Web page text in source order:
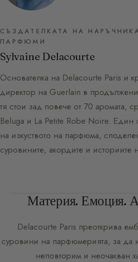
СЪЗДАТЕЛКАТА НА
ПАРФЮМИ
Sylvaine Delacourte
Основателка на Delacourte Paris и
директор на Guerlain в
тя стои зад повече от 70 аромата,
Beluga и La Petite Robe Noire. Един
на изкуството на парфюма,
суровините, акордите и историите
Материя. Емоция.
Delacourte Paris преоткрива
суровини на парфюмерията, за
неповторим и неочакван